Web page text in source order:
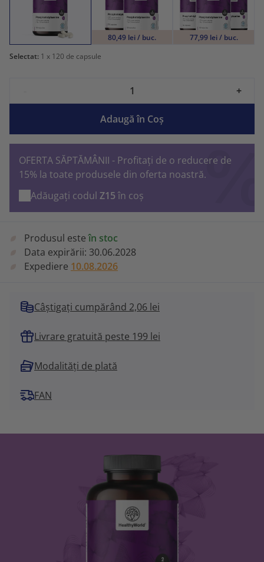
80,49 lei / buc.
77,99 lei / buc.
Selectat: 1 x 120 de capsule
+
Adaugă în Coş
OFERTA SĂPTĂMÂNII - Profitați de o reducere de
15% la toate produsele din oferta noastră.
Adăugați codul Z15 în coș
Produsul esteîn stoc
Data expirării: 30.06.2028
Expediere 10.08.2026
Câștigați cumpărând 2,06 lei
Livrare gratuită peste 199 lei
Modalități de plată
FAN